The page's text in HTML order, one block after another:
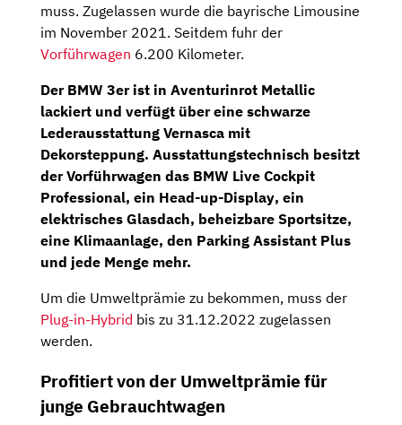
muss. Zugelassen wurde die bayrische Limousine
im November 2021. Seitdem fuhr der
Vorführwagen 6.200 Kilometer.
Der BMW 3er ist in Aventurinrot Metallic
lackiert und verfügt über eine schwarze
Lederausstattung Vernasca mit
Dekorsteppung. Ausstattungstechnisch besitzt
der Vorführwagen das BMW Live Cockpit
Professional, ein Head-up-Display, ein
elektrisches Glasdach, beheizbare Sportsitze,
eine Klimaanlage, den Parking Assistant Plus
und jede Menge mehr.
Um die Umweltprämie zu bekommen, muss der
Plug-in-Hybrid bis zu 31.12.2022 zugelassen
werden.
Profitiert von der Umweltprämie für
junge Gebrauchtwagen